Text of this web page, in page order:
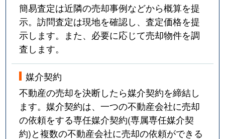
簡易査定は近隣の売却事例などから概算を提
示。訪問査定は現地を確認し、査定価格を提
示します。また、必要に応じて売却物件を調
査します。
媒介契約
不動産の売却を決断したら媒介契約を締結し
ます。媒介契約は、一つの不動産会社に売却
の依頼をする専任媒介契約(専属専任媒介契
約)と複数の不動産会社に売却の依頼ができる